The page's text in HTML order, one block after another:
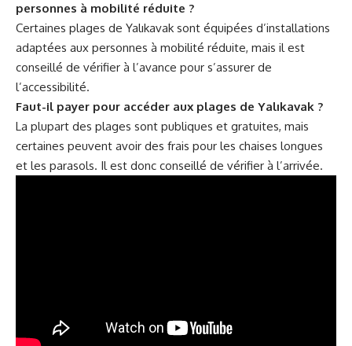
personnes à mobilité réduite ?
Certaines plages de Yalıkavak sont équipées d’installations
adaptées aux personnes à mobilité réduite, mais il est
conseillé de vérifier à l’avance pour s’assurer de
l’accessibilité.
Faut-il payer pour accéder aux plages de Yalıkavak ?
La plupart des plages sont publiques et gratuites, mais
certaines peuvent avoir des frais pour les chaises longues
et les parasols. Il est donc conseillé de vérifier à l’arrivée.